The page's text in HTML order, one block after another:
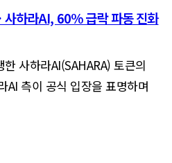
하라AI, 60% 급락 파동 진화
사하라AI(SAHARA) 토큰의
AI 측이 공식 입장을 표명하며